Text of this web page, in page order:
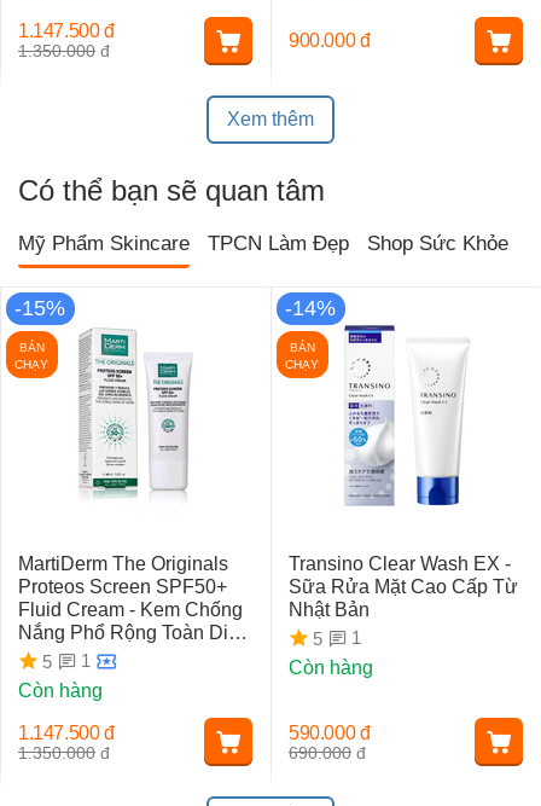
1.350.000 đ
1.147.500 đ 900.000 đ
Xem thêm
Có thể bạn sẽ quan tâm
Mỹ Phẩm Skincare TPCN Làm Đẹp Shop Sức Khỏe
-15%
BÁN
CHẠY
MartiDerm The Originals
Proteos Screen SPF50+
Fluid Cream - Kem Chống
Nắng Phổ Rộng Toàn Diện
Ngừa Lão Hóa, Nám Da
5
1
Còn hàng
1.350.000 đ
1.147.500 đ
-14%
BÁN
CHẠY
Transino Clear Wash EX -
Sữa Rửa Mặt Cao Cấp Từ
Nhật Bản
5
1
Còn hàng
690.000 đ
590.000 đ